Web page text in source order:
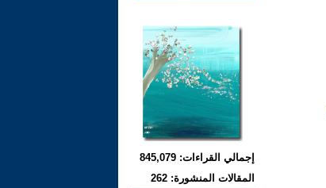
إجمالي القراءات: 845,079
المقالات المنشورة: 262